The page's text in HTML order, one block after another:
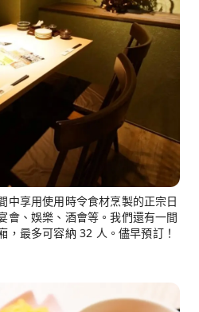
中享用使用時令食材烹製的正宗日
會、娛樂、酒會等。我們還有一間
，最多可容納 32 人。儘早預訂！